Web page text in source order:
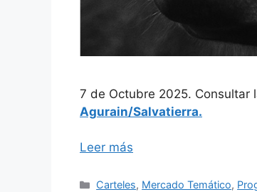
7 de Octubre 2025. Consultar
Agurain/Salvatierra.
Leer más
Categorías
Carteles, Mercado Temático,